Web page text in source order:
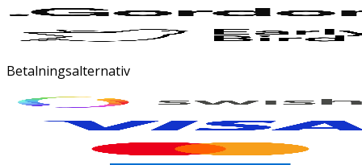
Betalningsalternativ